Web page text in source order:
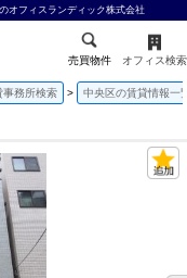
オフィスランディック株式会社
売買物件 オフィス検索
事務所検索 中央区の賃貸情報一